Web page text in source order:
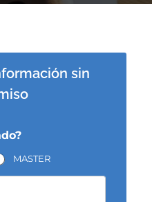
sin
MASTER